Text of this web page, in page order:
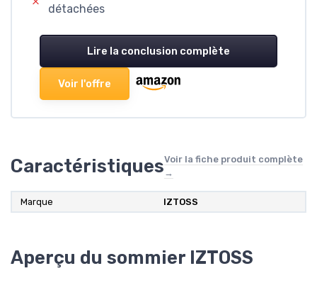
détachées
Lire la conclusion complète
Voir l'offre
CaractéristiquesVoir la fiche produit complète
→
Marque ‎IZTOSS
Aperçu du sommier IZTOSS